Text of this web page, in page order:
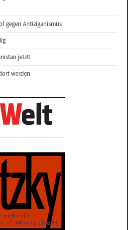
gegen Antiziganismus
jetzt!
werden